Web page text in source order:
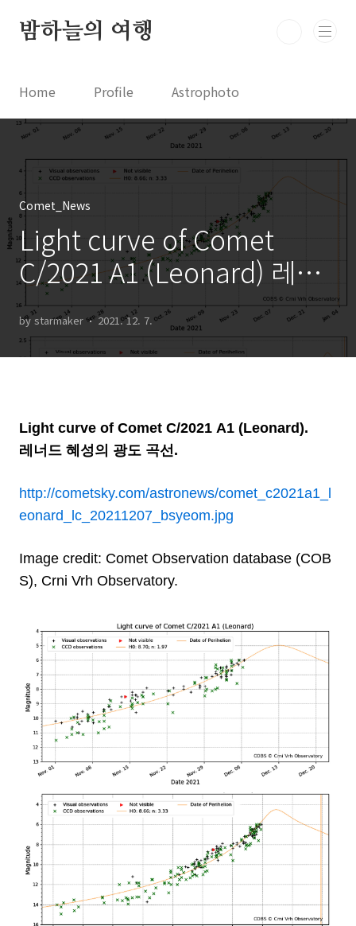
밤하늘의 여행
Home Profile Astrophoto
Astro News Comet News
Astrophotography
Comet_News
Light curve of Comet
C/2021 A1 (Leonard) 레너
드 혜성의 광도 곡선
by starmaker 2021. 12. 7.
Light curve of Comet C/2021 A1 (Leonard).
레너드 혜성의 광도 곡선.
http://cometsky.com/astronews/comet_c2021a1_l
eonard_lc_20211207_bsyeom.jpg
Image credit: Comet Observation database (COB
S), Crni Vrh Observatory.